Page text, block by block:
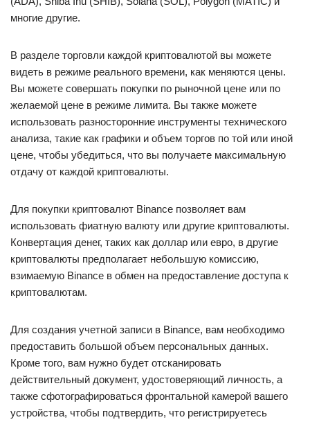
многие другие.
В разделе торговли каждой криптовалютой вы можете
видеть в режиме реального времени, как меняются цены.
Вы можете совершать покупки по рыночной цене или по
желаемой цене в режиме лимита. Вы также можете
использовать разносторонние инструменты технического
анализа, такие как графики и объем торгов по той или иной
цене, чтобы убедиться, что вы получаете максимальную
отдачу от каждой криптовалюты.
Для покупки криптовалют Binance позволяет вам
использовать фиатную валюту или другие криптовалюты.
Конвертация денег, таких как доллар или евро, в другие
криптовалюты предполагает небольшую комиссию,
взимаемую Binance в обмен на предоставление доступа к
криптовалютам.
Для создания учетной записи в Binance, вам необходимо
предоставить большой объем персональных данных.
Кроме того, вам нужно будет отсканировать
действительный документ, удостоверяющий личность, а
также сфотографироваться фронтальной камерой вашего
устройства, чтобы подтвердить, что регистрируетесь